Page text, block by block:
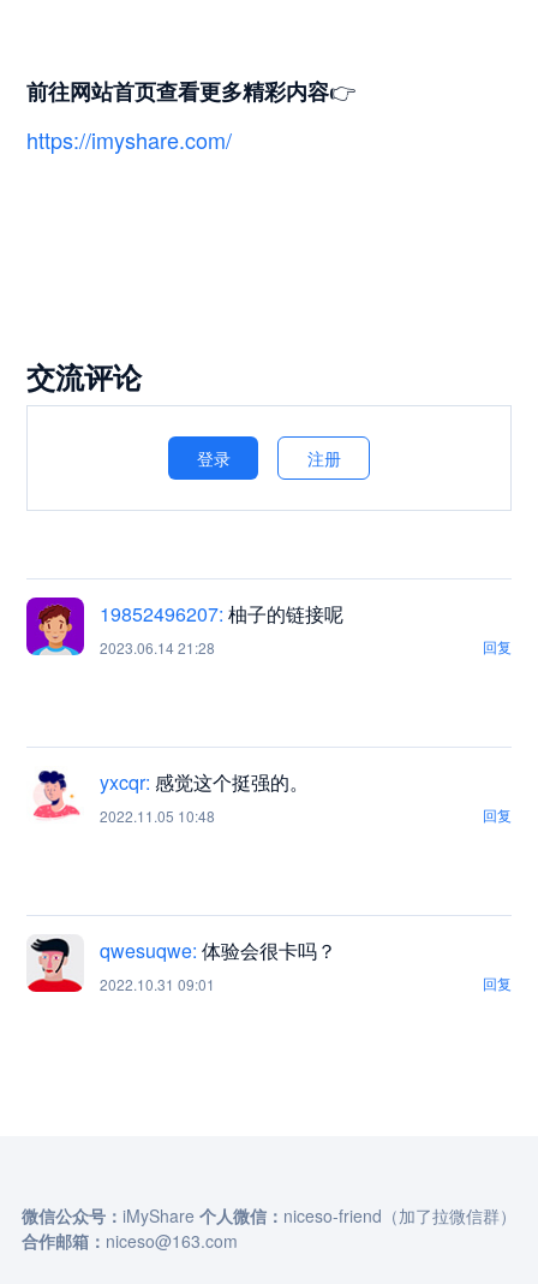
前往网站首页查看更多精彩内容👉
https://imyshare.com/
交流评论
登录 注册
19852496207: 柚子的链接呢
2023.06.14 21:28 回复
yxcqr: 感觉这个挺强的。
2022.11.05 10:48 回复
qwesuqwe: 体验会很卡吗？
2022.10.31 09:01 回复
微信公众号： iMyShare 个人微信： niceso-friend（加了拉微信群）
合作邮箱： niceso@163.com